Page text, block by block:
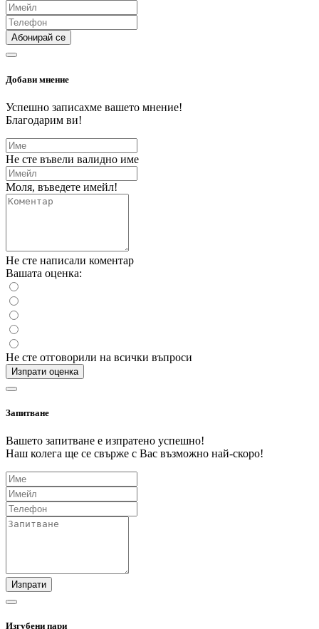
Абонирай се
Добави мнение
Успешно записахме вашето мнение!
Благодарим ви!
Не сте въвели валидно име
Моля, въведете имейл!
Не сте написали коментар
Вашата оценка:
Не сте отговорили на всички въпроси
Изпрати оценка
Запитване
Вашето запитване е изпратено успешно!
Наш колега ще се свърже с Вас възможно най-скоро!
Изпрати
Изгубени пари